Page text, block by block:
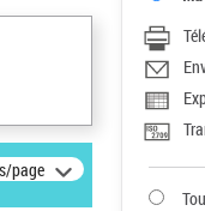
page